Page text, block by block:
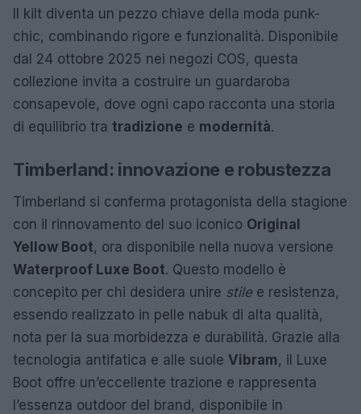
Il kilt diventa un pezzo chiave della moda punk-
chic, combinando rigore e funzionalità. Disponibile
dal 24 ottobre 2025 nei negozi COS, questa
collezione invita a costruire un guardaroba
consapevole, dove ogni capo racconta una storia
di equilibrio tra tradizione e modernità.
Timberland: innovazione e robustezza
Timberland si conferma protagonista della stagione
con il rinnovamento del suo iconico Original
Yellow Boot, ora disponibile nella nuova versione
Waterproof Luxe Boot. Questo modello è
concepito per chi desidera unire stilee resistenza,
essendo realizzato in pelle nabuk di alta qualità,
nota per la sua morbidezza e durabilità. Grazie alla
tecnologia antifatica e alle suole Vibram, il Luxe
Boot offre un’eccellente trazione e rappresenta
l’essenza outdoor del brand, disponibile in